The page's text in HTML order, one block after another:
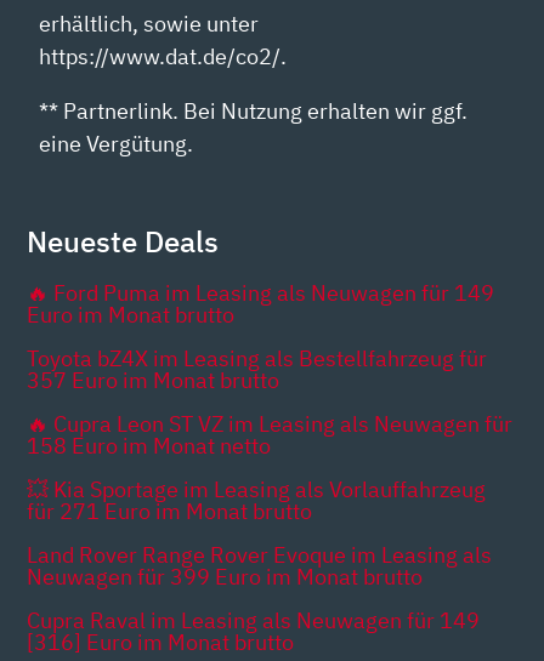
erhältlich, sowie unter
https://www.dat.de/co2/.
** Partnerlink. Bei Nutzung erhalten wir ggf.
eine Vergütung.
Neueste Deals
🔥 Ford Puma im Leasing als Neuwagen für 149
Euro im Monat brutto
Toyota bZ4X im Leasing als Bestellfahrzeug für
357 Euro im Monat brutto
🔥 Cupra Leon ST VZ im Leasing als Neuwagen für
158 Euro im Monat netto
💥 Kia Sportage im Leasing als Vorlauffahrzeug
für 271 Euro im Monat brutto
Land Rover Range Rover Evoque im Leasing als
Neuwagen für 399 Euro im Monat brutto
Cupra Raval im Leasing als Neuwagen für 149
[316] Euro im Monat brutto